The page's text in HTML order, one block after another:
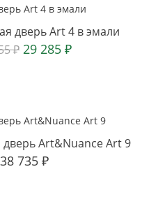
дверь Art 4 в эмали
₽ 29 285₽
Art&Nuance Art 9
38 735 ₽